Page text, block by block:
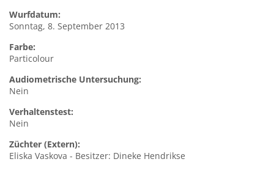
Wurfdatum:
Sonntag, 8. September 2013
Farbe:
Particolour
Audiometrische Untersuchung:
Nein
Verhaltenstest:
Nein
Züchter (Extern):
Eliska Vaskova - Besitzer: Dineke Hendrikse